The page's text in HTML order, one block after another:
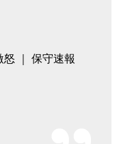
｜ 保守速報